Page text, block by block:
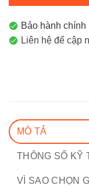
Bảo hành chính
Liên hệ để cập
MÔ TẢ
THÔNG SỐ KỸ
VÌ SAO CHỌN